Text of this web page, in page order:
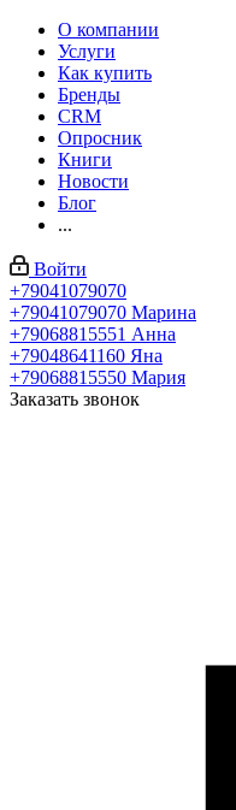
О компании
Услуги
Как купить
Бренды
CRM
Опросник
Книги
Новости
Блог
...
Войти
+79041079070
+79041079070 Марина
+79068815551 Анна
+79048641160 Яна
+79068815550 Мария
Заказать звонок